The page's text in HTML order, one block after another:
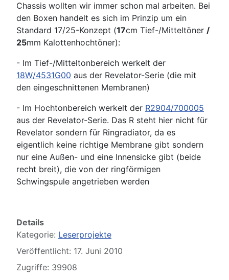
Chassis wollten wir immer schon mal arbeiten. Bei
den Boxen handelt es sich im Prinzip um ein
Standard 17/25-Konzept (17cm Tief-/Mitteltöner /
25mm Kalottenhochtöner):
- Im Tief-/Mitteltonbereich werkelt der
18W/4531G00 aus der Revelator-Serie (die mit
den eingeschnittenen Membranen)
- Im Hochtonbereich werkelt der R2904/700005
aus der Revelator-Serie. Das R steht hier nicht für
Revelator sondern für Ringradiator, da es
eigentlich keine richtige Membrane gibt sondern
nur eine Außen- und eine Innensicke gibt (beide
recht breit), die von der ringförmigen
Schwingspule angetrieben werden
Details
Kategorie: Leserprojekte
Veröffentlicht: 17. Juni 2010
Zugriffe: 39908